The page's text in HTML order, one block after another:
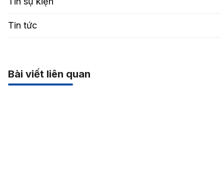
Tin tức
Bài viết liên quan